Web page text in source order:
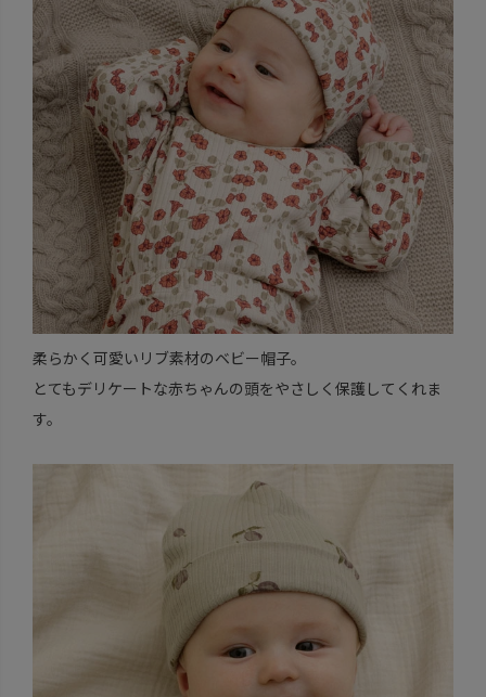
柔らかく可愛いリブ素材のベビー帽子。
とてもデリケートな赤ちゃんの頭をやさしく保護してくれま
す。